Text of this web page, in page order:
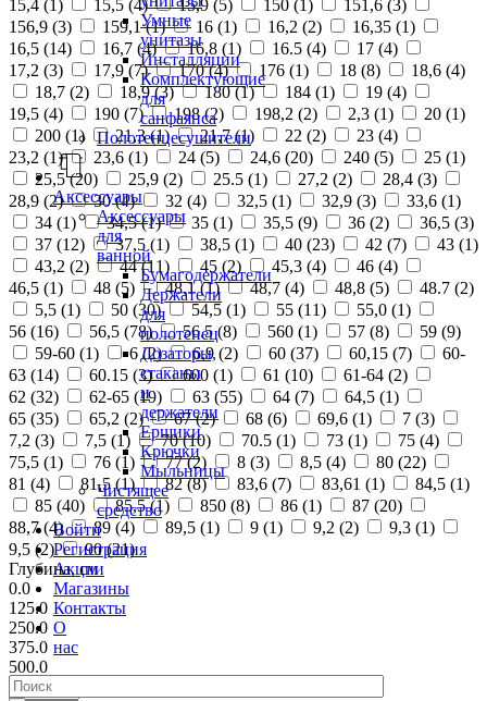
Умные
унитазы
Инсталляции
Комплектующие
для
санфаянса
Полотенцесушители
Аксессуары
Аксессуары
для
ванной
Бумагодержатели
Держатели
для
полотенец
Дозаторы,
стаканы
и
держатели
Ершики
Крючки
Мыльницы
Чистящее
средство
Войти
Регистрация
Акции
Магазины
Контакты
О
нас
15,4 (1 ) 15,5 (4) 15,9 (5) 150 (1 ) 151,6 (3)
156,9 (3) 159,1 (1) 16 (1) 16,2 (2) 16,35 (1)
16,5 (14) 16,7 (4) 16,8 (1) 16.5 (4) 17 (4)
17,2 (3) 17,9 (7) 170 (4) 176 (1) 18 (8) 18,6 (4)
18,7 (2) 18,9 (3) 180 (1) 184 (1) 19 (4)
19,5 (4) 190 (7) 198 (2) 198,2 (2) 2,3 (1) 20 (1)
200 (1) 21,3 (1) 21,7 (1) 22 (2) 23 (4)
23,2 (1) 23,6 (1) 24 (5) 24,6 (20) 240 (5) 25 (1)
25,5 (20) 25,9 (2) 25.5 (1) 27,2 (2) 28,4 (3)
28,9 (2) 30 (4) 32 (4) 32,5 (1) 32,9 (3) 33,6 (1)
34 (1) 34,5 (1) 35 (1) 35,5 (9) 36 (2) 36,5 (3)
37 (12) 37,5 (1) 38,5 (1) 40 (23) 42 (7) 43 (1)
43,2 (2) 44 (11) 45 (2) 45,3 (4) 46 (4)
46,5 (1) 48 (5) 48,1 (1) 48,7 (4) 48,8 (5) 48.7 (2)
5,5 (1) 50 (30) 54,5 (1) 55 (11) 55,0 (1)
56 (16) 56,5 (78) 56.5 (8) 560 (1) 57 (8) 59 (9)
59-60 (1) 6 (2) 6,9 (2) 60 (37) 60,15 (7)
60-
63 (14) 60.15 (3) 600 (1) 61 (10) 61-64 (2)
62 (32) 62-65 (19) 63 (55) 64 (7) 64,5 (1)
65 (35) 65,2 (2) 67 (2) 68 (6) 69,6 (1) 7 (3)
7,2 (3) 7,5 (1) 70 (10) 70.5 (1) 73 (1) 75 (4)
75,5 (1) 76 (1) 77 (2) 8 (3) 8,5 (4) 80 (22)
81 (4) 81,5 (1) 82 (8) 83,6 (7) 83,61 (1) 84,5 (1)
85 (40) 85,5 (1) 850 (8) 86 (1) 87 (20)
88,7 (4) 89 (4) 89,5 (1) 9 (1) 9,2 (2) 9,3 (1)
9,5 (2) 90 (21)
Глубина, см
0.0
125.0
250.0
375.0
500.0